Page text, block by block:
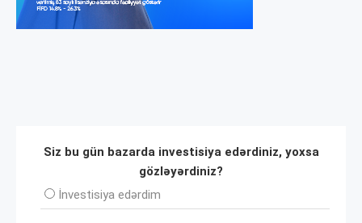
Siz bu gün bazarda investisiya edərdiniz, yoxsa
gözləyərdiniz?
İnvеstisiya edərdim